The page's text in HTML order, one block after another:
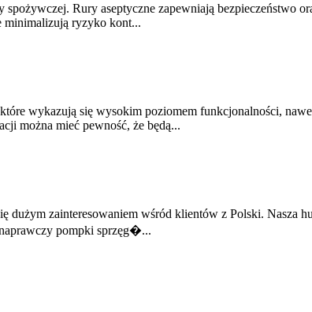
Rury aseptyczne zapewniają bezpieczeństwo
minimalizują ryzyko kont...
wykazują się wysokim poziomem funkcjonalności,
można mieć pewność, że będą...
dużym zainteresowaniem wśród klientów z Polski. Nasza
pompki sprzęg�...